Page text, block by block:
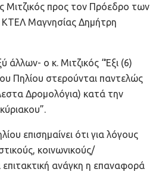
Μιτζικός προς τον Πρόεδρο των
Μαγνησίας Δημήτρη
άλλων- ο κ. Μιτζικός “Έξι (6)
Πηλίου στερούνται παντελώς
Δρομολόγια) κατά την
επισημαίνει ότι για λόγους
κοινωνικούς/
επιτακτική ανάγκη η επαναφορά